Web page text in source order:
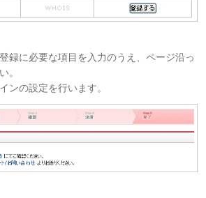
録に必要な項目を入力のうえ、ページ沿っ
。
ンの設定を行います。